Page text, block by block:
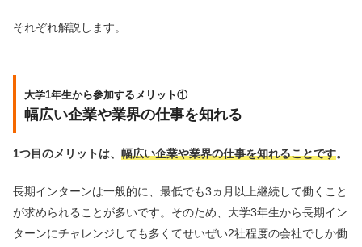
それぞれ解説します。
大学1年生から参加するメリット①
幅広い企業や業界の仕事を知れる
1つ目のメリットは、 幅広い企業や業界の仕事を知れることです。
長期インターンは一般的に、最低でも3ヵ月以上継続して働くこと
が求められることが多いです。そのため、大学3年生から長期イン
ターンにチャレンジしても多くてせいぜい2社程度の会社でしか働